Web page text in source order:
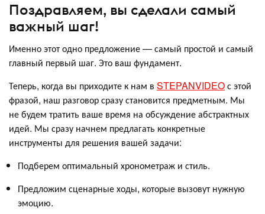
Поздравляем, вы сделали самый
важный шаг!
Именно этот одно предложение — самый простой и самый
главный первый шаг. Это ваш фундамент.
Теперь, когда вы приходите к нам в STEPANVIDEOс этой
фразой, наш разговор сразу становится предметным. Мы
не будем тратить ваше время на обсуждение абстрактных
идей. Мы сразу начнем предлагать конкретные
инструменты для решения вашей задачи:
Подберем оптимальный хронометраж и стиль.
Предложим сценарные ходы, которые вызовут нужную
эмоцию.